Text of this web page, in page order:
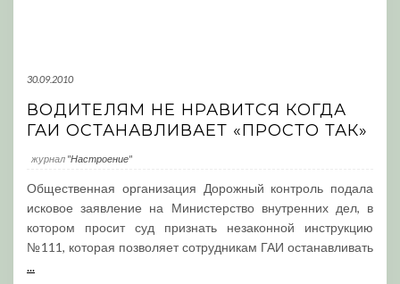
30.09.2010
ВОДИТЕЛЯМ НЕ НРАВИТСЯ КОГДА
ГАИ ОСТАНАВЛИВАЕТ «ПРОСТО ТАК»
журнал "Настроение"
Общественная организация Дорожный контроль подала
исковое заявление на Министерство внутренних дел, в
котором просит суд признать незаконной инструкцию
№111, которая позволяет сотрудникам ГАИ останавливать
...